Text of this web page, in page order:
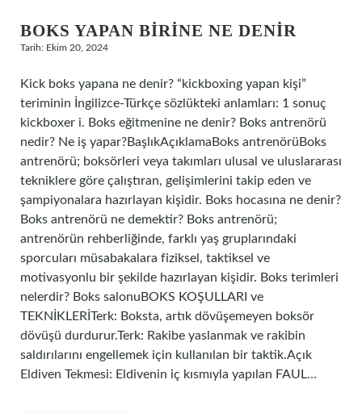
BOKS YAPAN BIRINE NE DENIR
Tarih: Ekim 20, 2024
Kick boks yapana ne denir? “kickboxing yapan kişi”
teriminin İngilizce-Türkçe sözlükteki anlamları: 1 sonuç
kickboxer i. Boks eğitmenine ne denir? Boks antrenörü
nedir? Ne iş yapar?BaşlıkAçıklamaBoks antrenörüBoks
antrenörü; boksörleri veya takımları ulusal ve uluslararası
tekniklere göre çalıştıran, gelişimlerini takip eden ve
şampiyonalara hazırlayan kişidir. Boks hocasına ne denir?
Boks antrenörü ne demektir? Boks antrenörü;
antrenörün rehberliğinde, farklı yaş gruplarındaki
sporcuları müsabakalara fiziksel, taktiksel ve
motivasyonlu bir şekilde hazırlayan kişidir. Boks terimleri
nelerdir? Boks salonuBOKS KOŞULLARI ve
TEKNİKLERİTerk: Boksta, artık dövüşemeyen boksör
dövüşü durdurur.Terk: Rakibe yaslanmak ve rakibin
saldırılarını engellemek için kullanılan bir taktik.Açık
Eldiven Tekmesi: Eldivenin iç kısmıyla yapılan FAUL…